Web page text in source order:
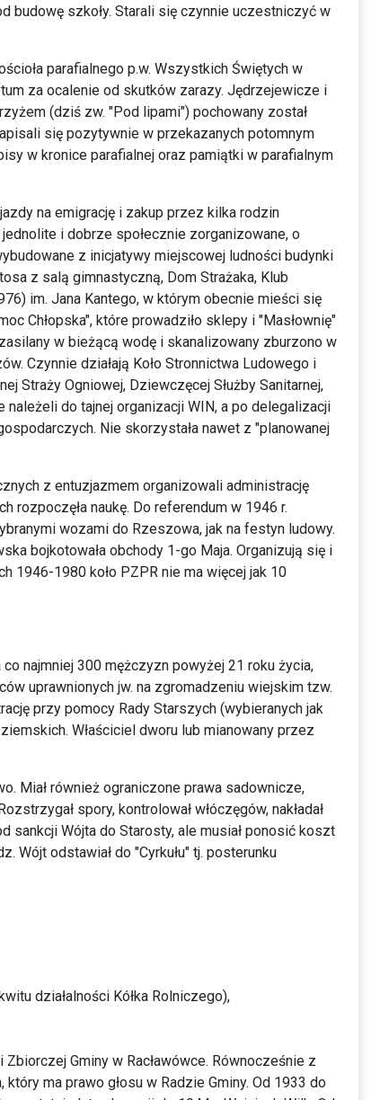
budowę szkoły. Starali się czynnie uczestniczyć w
parafialnego p.w. Wszystkich Świętych w
za ocalenie od skutków zarazy. Jędrzejewicze i
(dziś zw. "Pod lipami") pochowany został
się pozytywnie w przekazanych potomnym
w kronice parafialnej oraz pamiątki w parafialnym
na emigrację i zakup przez kilka rodzin
i dobrze społecznie zorganizowane, o
z inicjatywy miejscowej ludności budynki
z salą gimnastyczną, Dom Strażaka, Klub
im. Jana Kantego, w którym obecnie mieści się
Chłopska", które prowadziło sklepy i "Masłownię"
w bieżącą wodę i skanalizowany zburzono w
Czynnie działają Koło Stronnictwa Ludowego i
Straży Ogniowej, Dziewczęcej Służby Sanitarnej,
do tajnej organizacji WIN, a po delegalizacji
Nie skorzystała nawet z "planowanej
z entuzjazmem organizowali administrację
rozpoczęła naukę. Do referendum w 1946 r.
wozami do Rzeszowa, jak na festyn ludowy.
bojkotowała obchody 1-go Maja. Organizują się i
1946-1980 koło PZPR nie ma więcej jak 10
najmniej 300 mężczyzn powyżej 21 roku życia,
uprawnionych jw. na zgromadzeniu wiejskim tzw.
przy pomocy Rady Starszych (wybieranych jak
Właściciel dworu lub mianowany przez
Miał również ograniczone prawa sadownicze,
spory, kontrolował włóczęgów, nakładał
sankcji Wójta do Starosty, ale musiał ponosić koszt
Wójt odstawiał do "Cyrkułu" tj. posterunku
działalności Kółka Rolniczego),
Gminy w Racławówce. Równocześnie z
ma prawo głosu w Radzie Gminy. Od 1933 do